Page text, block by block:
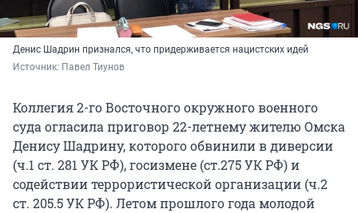
Денис Шадрин признался, что придерживается нацистских идей
Источник: Павел Тиунов
Коллегия 2-го Восточного окружного военного
суда огласила приговор 22-летнему жителю Омска
Денису Шадрину, которого обвинили в диверсии
(ч.1 ст. 281 УК РФ), госизмене (ст.275 УК РФ) и
содействии террористической организации (ч.2
ст. 205.5 УК РФ). Летом прошлого года молодой